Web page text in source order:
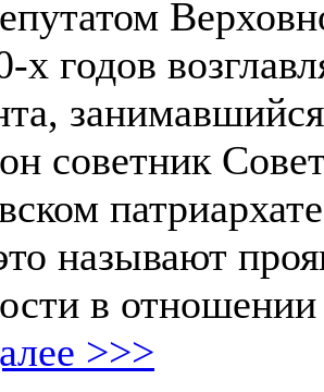
х годов
советник
называют
в
>>>